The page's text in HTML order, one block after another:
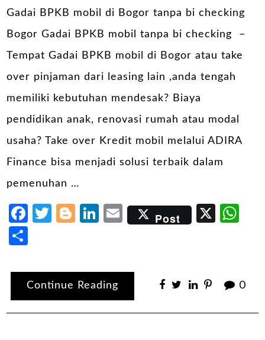
Gadai BPKB mobil di Bogor tanpa bi checking
Bogor Gadai BPKB mobil tanpa bi checking –
Tempat Gadai BPKB mobil di Bogor atau take
over pinjaman dari leasing lain ,anda tengah
memiliki kebutuhan mendesak? Biaya
pendidikan anak, renovasi rumah atau modal
usaha? Take over Kredit mobil melalui ADIRA
Finance bisa menjadi solusi terbaik dalam
pemenuhan …
Facebook
Twitter
Blogger
LinkedIn
Email
Post X
Continue Reading 0